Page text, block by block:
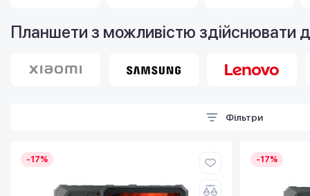
Планшети з можливістю здійснювати
Фільтри
-17% -17%